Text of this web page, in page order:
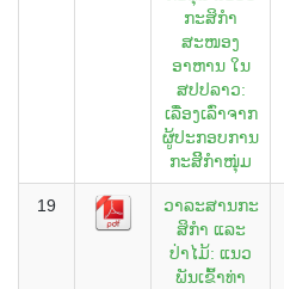
ກະສິກຳ
ສະໜອງ
ອາຫານ ໃນ
ສປປລາວ:
ເລື່່ອງເລົ່່າຈາກ
ຜູ້ປະກອບການ
ກະສິິກຳໜຸ່່ມ
19
ວາລະສານກະ
ສິກໍາ ແລະ
ປ່າໄມ້: ແນວ
ພັນເຂົ້າທ່າ